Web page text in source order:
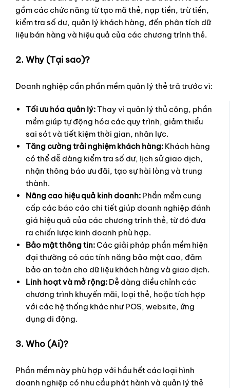
gồm các chức năng từ tạo mã thẻ, nạp tiền, trừ tiền,
kiểm tra số dư, quản lý khách hàng, đến phân tích dữ
liệu bán hàng và hiệu quả của các chương trình thẻ.
2. Why (Tại sao)?
Doanh nghiệp cần phần mềm quản lý thẻ trả trước vì:
Tối ưu hóa quản lý:Thay vì quản lý thủ công, phần
mềm giúp tự động hóa các quy trình, giảm thiểu
sai sót và tiết kiệm thời gian, nhân lực.
Tăng cường trải nghiệm khách hàng: Khách hàng
có thể dễ dàng kiểm tra số dư, lịch sử giao dịch,
nhận thông báo ưu đãi, tạo sự hài lòng và trung
thành.
Nâng cao hiệu quả kinh doanh: Phần mềm cung
cấp các báo cáo chi tiết giúp doanh nghiệp đánh
giá hiệu quả của các chương trình thẻ, từ đó đưa
ra chiến lược kinh doanh phù hợp.
Bảo mật thông tin:Các giải pháp phần mềm hiện
đại thường có các tính năng bảo mật cao, đảm
bảo an toàn cho dữ liệu khách hàng và giao dịch.
Linh hoạt và mở rộng: Dễ dàng điều chỉnh các
chương trình khuyến mãi, loại thẻ, hoặc tích hợp
với các hệ thống khác như POS, website, ứng
dụng di động.
3. Who (Ai)?
Phần mềm này phù hợp với hầu hết các loại hình
doanh nghiệp có nhu cầu phát hành và quản lý thẻ